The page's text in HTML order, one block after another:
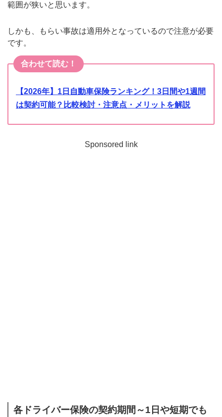
範囲が狭いと思います。
しかも、もらい事故は適用外となっているので注意が必要
です。
合わせて読む！
【2026年】1日自動車保険ランキング！3日間や1週間
は契約可能？比較検討・注意点・メリットを解説
Sponsored link
各ドライバー保険の契約期間～1日や短期でも